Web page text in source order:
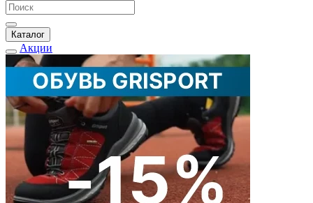
Каталог
Акции